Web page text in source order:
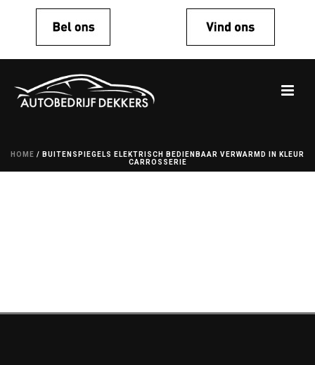
HOME / BUITENSPIEGELS ELEKTRISCH BEDIENBAAR VERWARMD IN KLEUR
CARROSSERIE